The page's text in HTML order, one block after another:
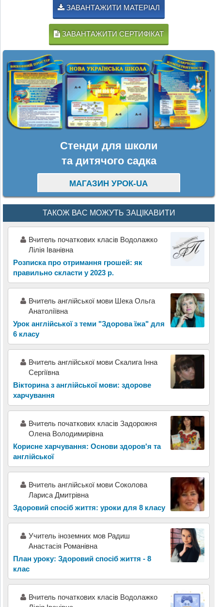
ЗАВАНТАЖИТИ МАТЕРІАЛ
ЗАВАНТАЖИТИ СЕРТИФІКАТ
Стенди для школи
та дитячого садка
МАГАЗИН УРОК-UA
ТАКОЖ ВАС МОЖУТЬ ЗАЦІКАВИТИ
Вчитель початкових класів Водолажко
Лілія Іванівна
Розписка про отримання грошей: як
правильно скласти у 2023 р.
Вчитель англійської мови Шека Ольга
Анатоліївна
Урок англійської з теми "Здорова їжа" для
6 класу
Вчитель англійської мови Скалига Інна
Сергіївна
Вікторина з англійської мови: здорове
харчування
Вчитель початкових класів Задорожня
Олена Володимирівна
Корисне харчування: Основи здоров'я та
англійської
Вчитель англійської мови Соколова
Лариса Дмитрівна
Здоровий спосіб життя: уроки для 8 класу
Учитель іноземних мов Радиш
Анастасія Романівна
План уроку: Здоровий спосіб життя - 8
клас
Вчитель початкових класів Водолажко